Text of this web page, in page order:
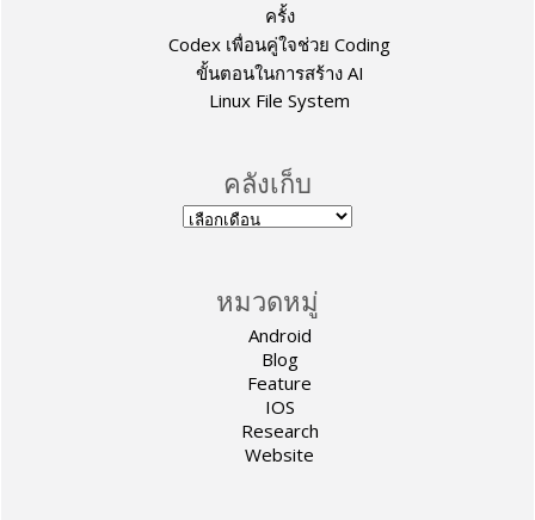
ครั้ง
Codex เพื่อนคู่ใจช่วย Coding
ขั้นตอนในการสร้าง AI
Linux File System
คลังเก็บ
หมวดหมู่
Android
Blog
Feature
IOS
Research
Website